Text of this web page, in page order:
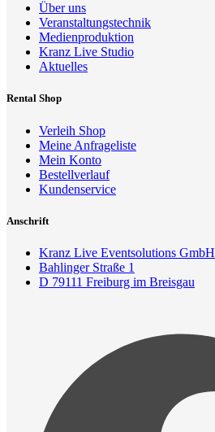
Über uns
Veranstaltungstechnik
Medienproduktion
Kranz Live Studio
Aktuelles
Rental Shop
Verleih Shop
Meine Anfrageliste
Mein Konto
Bestellverlauf
Kundenservice
Anschrift
Kranz Live Eventsolutions GmbH
Bahlinger Straße 1
D 79111 Freiburg im Breisgau